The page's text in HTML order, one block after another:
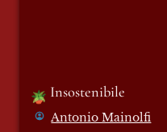
🪴 Insostenibile
Antonio Mainolfi